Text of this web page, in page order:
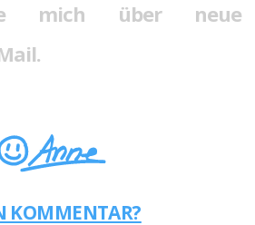
mich über neue
KOMMENTAR?